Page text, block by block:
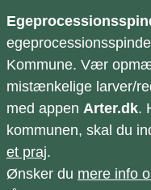
Kommune. Vær
mistænkelige larver/
med appen Arter.dk.
kommunen, skal du
et praj.
Ønsker du mere info